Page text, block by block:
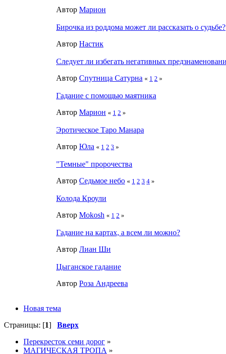
Автор Марион
Бирочка из роддома может ли рассказать о судьбе?
Автор Настик
Следует ли избегать негативных
Автор Спутница Сатурна « 1 2 »
Гадание с помощью маятника
Автор Марион « 1 2 »
Эротическое Таро Манара
Автор Юла « 1 2 3 »
"Темные" пророчества
Автор Седьмое небо « 1 2 3 4 »
Колода Кроули
Автор Mokosh « 1 2 »
Гадание на картах, а всем ли можно?
Автор Лиан Ши
Цыганское гадание
Автор Роза Андреева
Новая тема
Страницы: [1] Вверх
Перекресток семи дорог »
МАГИЧЕСКАЯ ТРОПА »